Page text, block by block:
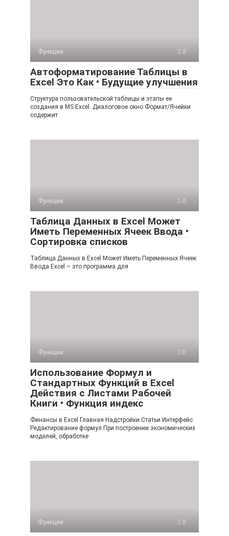
Функции 0
Автоформатирование Таблицы в
Excel Это Как • Будущие улучшения
Структура пользовательской таблицы и этапы ее
создания в MS Excel. Диалоговое окно Формат/Ячейки
содержит
Функции 0
Таблица Данных в Excel Может
Иметь Переменных Ячеек Ввода •
Сортировка списков
Таблица Данных в Excel Может Иметь Переменных Ячеек
Ввода Excel – это программа для
Функции 0
Использование Формул и
Стандартных Функций в Excel
Действия с Листами Рабочей
Книги • Функция индекс
Финансы в Excel Главная Надстройки Статьи Интерфейс
Редактирование формул При построении экономических
моделей, обработке
Функции 0